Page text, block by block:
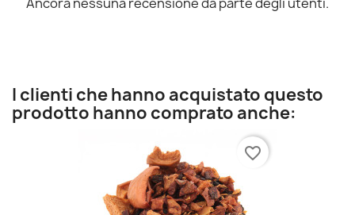
I clienti che hanno acquistato questo
prodotto hanno comprato anche:
favorite_border